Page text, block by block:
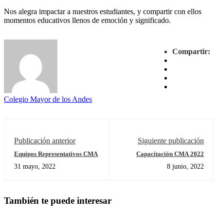
Nos alegra impactar a nuestros estudiantes, y compartir con ellos
momentos educativos llenos de emoción y significado.
Compartir:
Colegio Mayor de los Andes
Publicación anterior
Equipos Representativos CMA
31 mayo, 2022
Siguiente publicación
Capacitación CMA 2022
8 junio, 2022
También te puede interesar